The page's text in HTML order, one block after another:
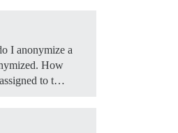
I anonymize a
How
to t…